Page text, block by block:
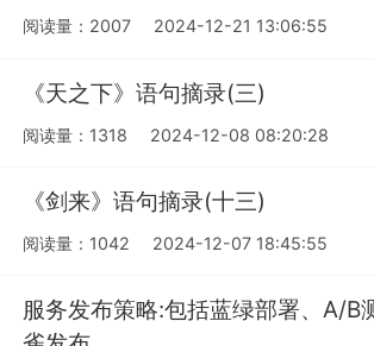
阅读量：2007 2024-12-21 13:06:55
《天之下》语句摘录(三)
阅读量：1318 2024-12-08 08:20:28
《剑来》语句摘录(十三)
阅读量：1042 2024-12-07 18:45:55
服务发布策略:包括蓝绿部署、A/B